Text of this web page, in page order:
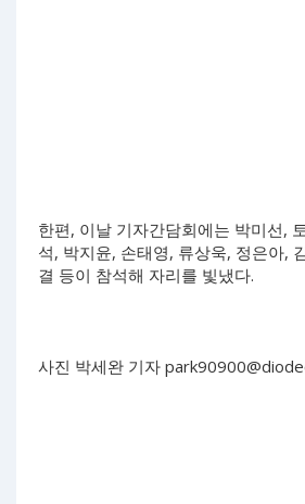
한편, 이날 기자간담회에는 박미선,
석, 박지윤, 손태영, 류상욱, 정은아,
결 등이 참석해 자리를 빛냈다.
사진 박세완 기자